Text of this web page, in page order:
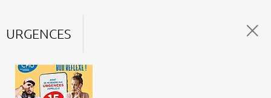
URGENCES